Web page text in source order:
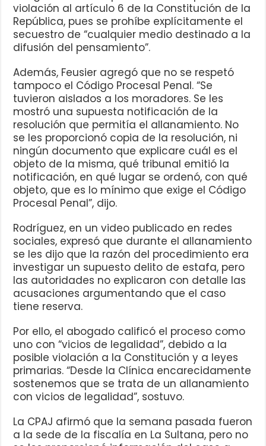
violación al artículo 6 de la Constitución de la
República, pues se prohíbe explícitamente el
secuestro de “cualquier medio destinado a la
difusión del pensamiento”.
Además, Feusier agregó que no se respetó
tampoco el Código Procesal Penal. “Se
tuvieron aislados a los moradores. Se les
mostró una supuesta notificación de la
resolución que permitía el allanamiento. No
se les proporcionó copia de la resolución, ni
ningún documento que explicare cuál es el
objeto de la misma, qué tribunal emitió la
notificación, en qué lugar se ordenó, con qué
objeto, que es lo mínimo que exige el Código
Procesal Penal”, dijo.
Rodríguez, en un video publicado en redes
sociales, expresó que durante el allanamiento
se les dijo que la razón del procedimiento era
investigar un supuesto delito de estafa, pero
las autoridades no explicaron con detalle las
acusaciones argumentando que el caso
tiene reserva.
Por ello, el abogado calificó el proceso como
uno con “vicios de legalidad”, debido a la
posible violación a la Constitución y a leyes
primarias. “Desde la Clínica encarecidamente
sostenemos que se trata de un allanamiento
con vicios de legalidad”, sostuvo.
La CPAJ afirmó que la semana pasada fueron
a la sede de la fiscalía en La Sultana, pero no